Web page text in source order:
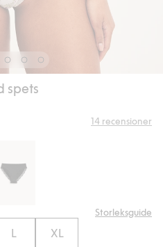
spets
14 recensioner
Storleksguide
L XL